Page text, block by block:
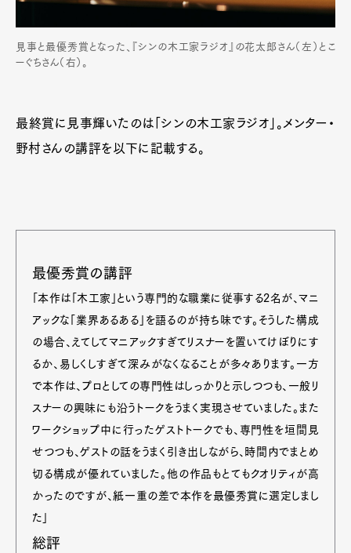
見事と最優秀賞となった、『シンの木工家ラジオ』の花太郎さん（左）とこ
ーぐちさん（右）。
最終賞に見事輝いたのは「シンの木工家ラジオ」。メンター・
野村さんの講評を以下に記載する。
最優秀賞の講評
「本作は「木工家」という専門的な職業に従事する2名が、マニ
アックな「業界あるある」を語るのが持ち味です。そうした構成
の場合、えてしてマニアックすぎてリスナーを置いてけぼりにす
るか、易しくしすぎて深みがなくなることが多々あります。一方
で本作は、プロとしての専門性はしっかりと示しつつも、一般リ
スナーの興味にも沿うトークをうまく実現させていました。また
ワークショップ中に行ったゲストトークでも、専門性を垣間見
せつつも、ゲストの話をうまく引き出しながら、時間内でまとめ
切る構成が優れていました。他の作品もとてもクオリティが高
かったのですが、紙一重の差で本作を最優秀賞に選定しまし
た」
総評